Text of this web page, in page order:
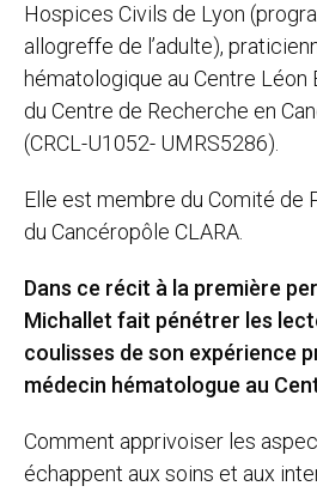
Hospices Civils de Lyon
allogreffe de l’adulte),
hématologique au Centre Léon
du Centre de Recherche en
(CRCL-U1052- UMRS5286).
Elle est membre du Comité de
du Cancéropôle CLARA.
Dans ce récit à la première
Michallet fait pénétrer les
coulisses de son expérience
médecin hématologue au
Comment apprivoiser les
échappent aux soins et aux